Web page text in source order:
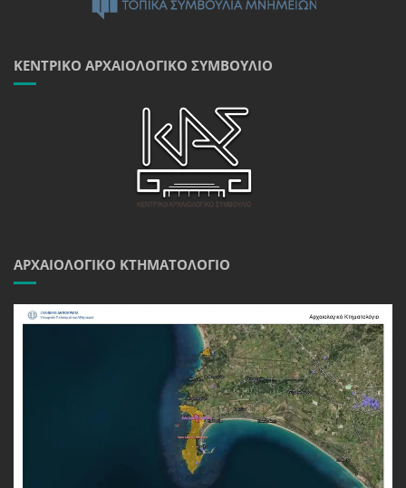
ΚΕΝΤΡΙΚΌ ΑΡΧΑΙΟΛΟΓΙΚΌ ΣΥΜΒΟΎΛΙΟ
ΑΡΧΑΙΟΛΟΓΙΚΌ ΚΤΗΜΑΤΟΛΌΓΙΟ